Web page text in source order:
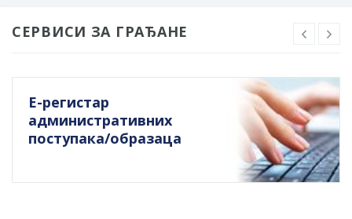
СЕРВИСИ ЗА ГРАЂАНЕ
Е-регистар
административних
поступака/образаца